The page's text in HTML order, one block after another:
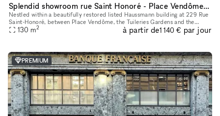
Splendid showroom rue Saint Honoré - Place Vendôme, in the heart of Paris fashion & culture district.
Nestled within a beautifully restored listed Haussmann building at 229 Rue
Saint-Honoré, between Place Vendôme, the Tuileries Gardens and the
Louvre, 229LAB offers one of Paris' most prestigious addr
130 m2 à partir de1 140 € par jour
PREMIUM